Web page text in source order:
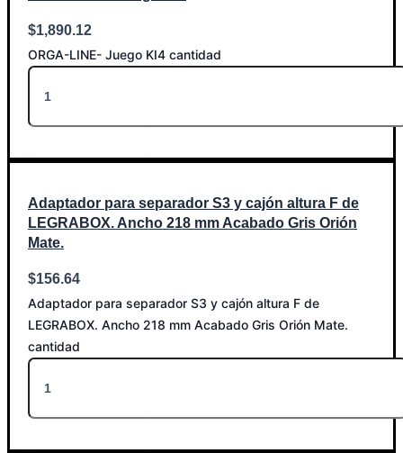
$1,890.12
ORGA-LINE- Juego KI4 cantidad
Adaptador para separador S3 y cajón altura F de
LEGRABOX. Ancho 218 mm Acabado Gris Orión
Mate.
$156.64
Adaptador para separador S3 y cajón altura F de
LEGRABOX. Ancho 218 mm Acabado Gris Orión Mate.
cantidad